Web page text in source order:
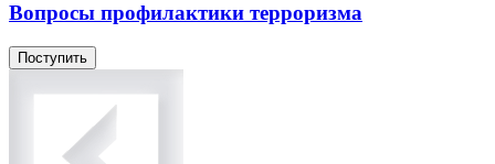
Вопросы профилактики терроризма
Поступить